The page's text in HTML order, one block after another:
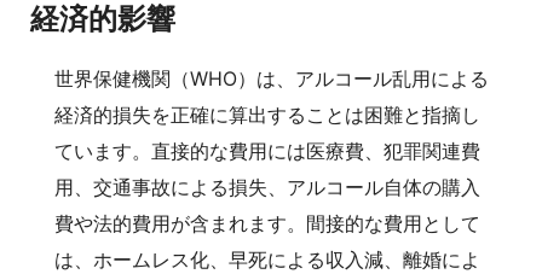
経済的影響
世界保健機関（WHO）は、アルコール乱用による
経済的損失を正確に算出することは困難と指摘し
ています。直接的な費用には医療費、犯罪関連費
用、交通事故による損失、アルコール自体の購入
費や法的費用が含まれます。間接的な費用として
は、ホームレス化、早死による収入減、離婚によ